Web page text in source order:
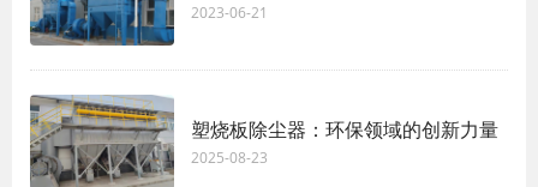
2023-06-21
塑烧板除尘器：环保领域的创新力量
2025-08-23